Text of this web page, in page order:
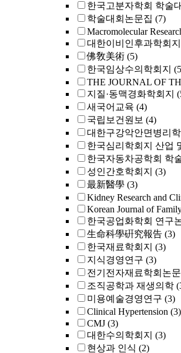
한국고분자학회 학술
학술대회논문집 (7)
Macromolecular
대한이비인후과학회
佛敎美術 (5)
한국임상수의학회지
THE JOURNAL OF
지질·동맥경화학회지
새국어교육 (4)
국립보건원보 (4)
대한구강악안면병리학
한국심리학회지 산업
한국자동차공학회 학
성인간호학회지 (3)
最新醫學 (3)
Kidney Research and
Korean Journal of
한국공업화학회 연구
生命科學硏究報告 (3)
한국재료학회지 (3)
지식경영연구 (3)
전기전자재료학회논문
조직공학과 재생의학
미용예술경영연구 (3)
Clinical Hypertension (3)
CMJ (3)
대한수의학회지 (3)
현상과 인식 (2)